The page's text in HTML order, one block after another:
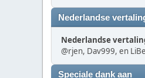
Nederlandse
Nederlandse
@rjen, Dav999, en
Speciale dank aan